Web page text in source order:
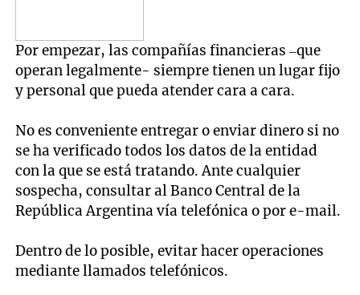
Por empezar, las compañías financieras –que
operan legalmente- siempre tienen un lugar fijo
y personal que pueda atender cara a cara.
No es conveniente entregar o enviar dinero si no
se ha verificado todos los datos de la entidad
con la que se está tratando. Ante cualquier
sospecha, consultar al Banco Central de la
República Argentina vía telefónica o por e-mail.
Dentro de lo posible, evitar hacer operaciones
mediante llamados telefónicos.